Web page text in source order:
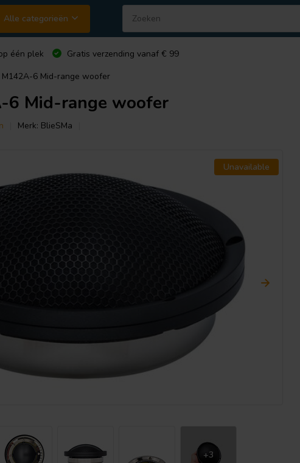
Alle categorieën
één plek
Gratis verzending vanaf € 99
M142A-6 Mid-range woofer
6 Mid-range woofer
Merk: BlieSMa
Unavailable
+3